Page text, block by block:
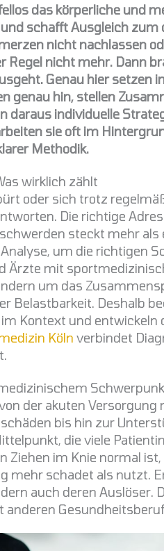
das körperliche und
schafft Ausgleich
nicht nachlassen
Regel nicht mehr. Dann
Genau hier setzen
genau hin, stellen
individuelle
sie oft im
Methodik.
wirklich zählt
oder sich trotz
Die richtige
steckt mehr als
um die richtigen
Ärzte mit
um das
Belastbarkeit. Deshalb
Kontext und entwickeln
Köln verbindet
der akuten Versorgung
bis hin zur
die viele
Ziehen im Knie normal
mehr schadet als nutzt.
auch deren Auslöser.